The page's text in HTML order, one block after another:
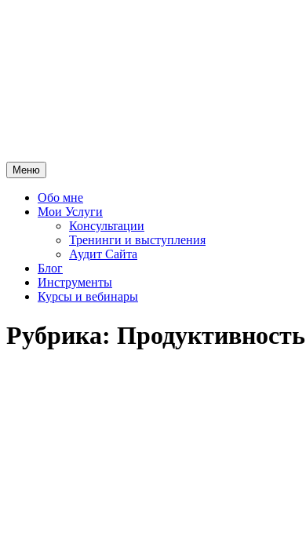
Меню
Обо мне
Мои Услуги
Консультации
Тренинги и выступления
Аудит Сайта
Блог
Инструменты
Курсы и вебинары
Рубрика: Продуктивность